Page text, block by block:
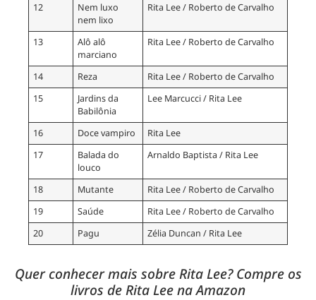
12
Nem luxo
nem lixo
Rita Lee / Roberto de Carvalho
13
Alô alô
marciano
Rita Lee / Roberto de Carvalho
14 Reza
Rita Lee / Roberto de Carvalho
15
Jardins da
Babilônia
Lee Marcucci / Rita Lee
16 Doce vampiro
Rita Lee
17
Balada do
louco
Arnaldo Baptista / Rita Lee
18 Mutante
Rita Lee / Roberto de Carvalho
19
Saúde
Rita Lee / Roberto de Carvalho
20
Pagu Zélia Duncan / Rita Lee
Quer conhecer mais sobre Rita Lee? Compre os
livros de Rita Lee na Amazon